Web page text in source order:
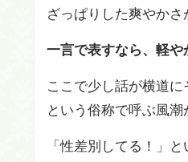
ざっぱりした爽やかさ
一言で表すなら、軽や
ここで少し話が横道
という俗称で呼ぶ風潮
「性差別してる！」